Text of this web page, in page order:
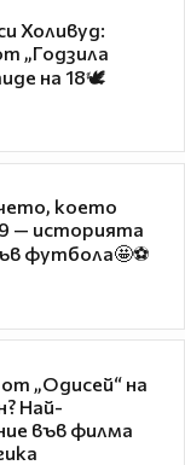
Холивуд:
„Годзила
на 18🕊️
което
— историята
футбола🤩⚽
„Одисей“ на
Най-
във филма